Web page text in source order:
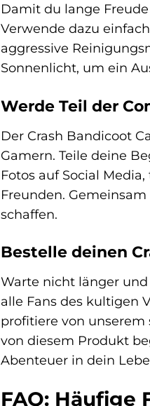
Damit du lange
Verwende dazu
aggressive
Sonnenlicht, um ein
Werde Teil der
Der Crash Bandicoot
Gamern. Teile deine
Fotos auf Social
Freunden.
schaffen.
Bestelle deinen
Warte nicht länger
alle Fans des kultigen
profitiere von unserem
von diesem Produkt
Abenteuer in dein
FAQ: Häufige